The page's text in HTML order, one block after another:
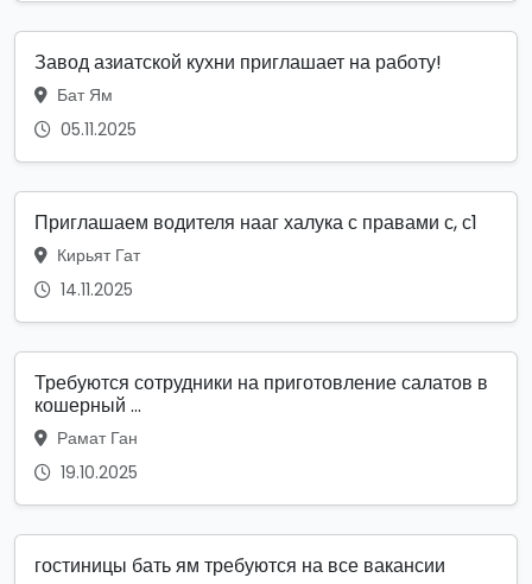
Завод азиатской кухни приглашает на работу!
Бат Ям
05.11.2025
Приглашаем водителя нааг халука с правами с, с1
Кирьят Гат
14.11.2025
Требуются сотрудники на приготовление салатов в
кошерный ...
Рамат Ган
19.10.2025
гостиницы бать ям требуются на все вакансии